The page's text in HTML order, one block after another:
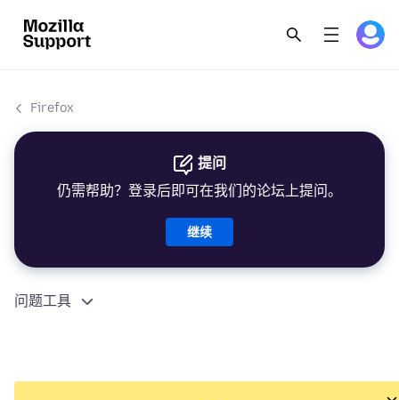
Firefox
提问
仍需帮助？登录后即可在我们的论坛上提问。
继续
问题工具